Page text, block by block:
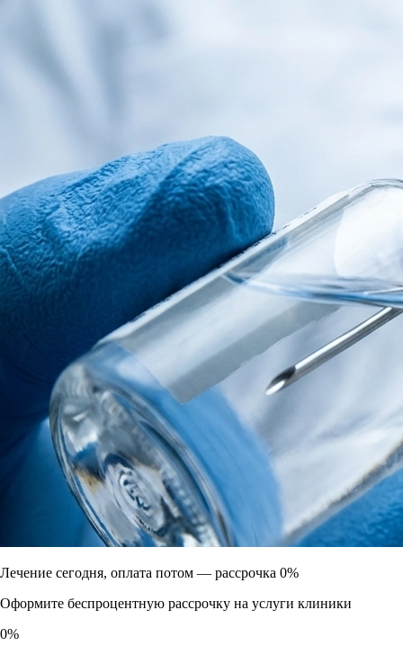
Лечение сегодня, оплата потом — рассрочка 0%
Оформите беспроцентную рассрочку на услуги клиники
0%